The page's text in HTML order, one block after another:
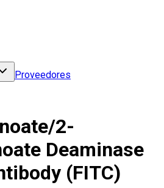
Proveedores
2-
Deaminase
(FITC)